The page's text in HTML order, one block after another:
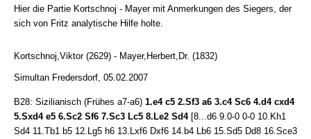
Hier die Partie Kortschnoj - Mayer mit Anmerkungen des Siegers, der
sich von Fritz analytische Hilfe holte.
Kortschnoj,Viktor (2629) - Mayer,Herbert,Dr. (1832)
Simultan Fredersdorf, 05.02.2007
B28: Sizilianisch (Frühes a7-a6) 1.e4 c5 2.Sf3 a6 3.c4 Sc6 4.d4 cxd4
5.Sxd4 e5 6.Sc2 Sf6 7.Sc3 Lc5 8.Le2 Sd4 [8...d6 9.0-0 0-0 10.Kh1
Sd4 11.Tb1 b5 12.Lg5 h6 13.Lxf6 Dxf6 14.b4 Lb6 15.Sd5 Dd8 16.Sce3